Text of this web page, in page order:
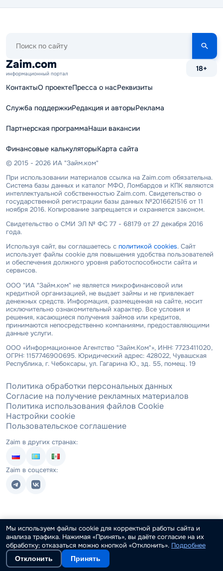
сайту
Zaim.com
информационный портал
18+
КонтактыО проектеПресса о насРеквизиты
Служба поддержкиРедакция и авторыРеклама
Партнерская программаНаши вакансии
Финансовые калькуляторыКарта сайта
© 2015 - 2026 ИА "Займ.ком"
При использовании материалов ссылка на Zaim.com обязательна.
Система базы данных и каталог МФО, Ломбардов и КПК являются
интеллектуальной собственностью Zaim.com. Свидетельство о
государственной регистрации базы данных №2016621516 от 11
ноября 2016. Копирование запрещается и охраняется законом.
Свидетельство о СМИ ЭЛ № ФС 77 - 68179 от 27 декабря 2016
года.
Используя сайт, вы соглашаетесь с политикой cookies. Сайт
использует файлы cookie для повышения удобства пользователей
и обеспечения должного уровня работоспособности сайта и
сервисов.
ООО "ИА "Займ.ком" не является микрофинансовой или
кредитной организацией, не выдает займы и не привлекает
денежных средств. Информация, размещенная на сайте, носит
исключительно ознакомительный характер. Все условия и
решения, касающиеся получения займов или кредитов,
принимаются непосредственно компаниями, предоставляющими
данные услуги.
ООО «Информационное Агентство "Займ.Ком"», ИНН: 7723411020,
ОГРН: 1157746900695. Юридический адрес: 428022, Чувашская
Республика, г. Чебоксары, ул. Гагарина Ю., зд. 55, помещ. 19
Политика обработки персональных данных
Согласие на получение рекламных материалов
Политика использования файлов Cookie
Настройки cookie
Пользовательское соглашение
Zaim в других странах:
Zaim в соцсетях:
Мы используем файлы cookie для корректной работы сайта и
анализа трафика. Нажимая «Принять», вы даёте согласие на их
обработку; отказаться можно кнопкой «Отклонить». Подробнее
Отклонить Принять